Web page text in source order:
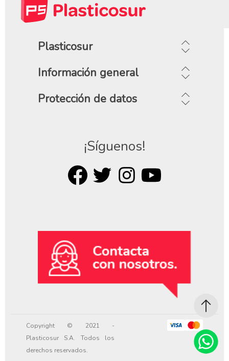
Plasticosur
Información general
Protección de datos
¡Síguenos!
Copyright © 2021 -
Plasticosur S.A. Todos los
derechos reservados.